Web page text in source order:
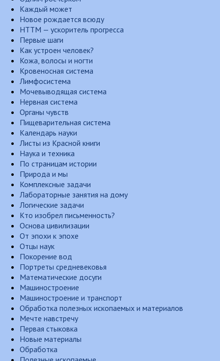
Каждый может
Новое рождается всюду
НТТМ — ускоритель прогресса
Первые шаги
Как устроен человек?
Кожа, волосы и ногти
Кровеносная система
Лимфосистема
Мочевыводящая система
Нервная система
Органы чувств
Пищеварительная система
Календарь науки
Листы из Красной книги
Наука и техника
По страницам истории
Природа и мы
Комплексные задачи
Лабораторные занятия на дому
Логические задачи
Кто изобрел письменность?
Основа цивилизации
От эпохи к эпохе
Отцы наук
Покорение вод
Портреты средневековья
Математические досуги
Машиностроение
Машиностроение и транспорт
Обработка полезных ископаемых и материалов
Мечте навстречу
Первая стыковка
Новые материалы
Обработка